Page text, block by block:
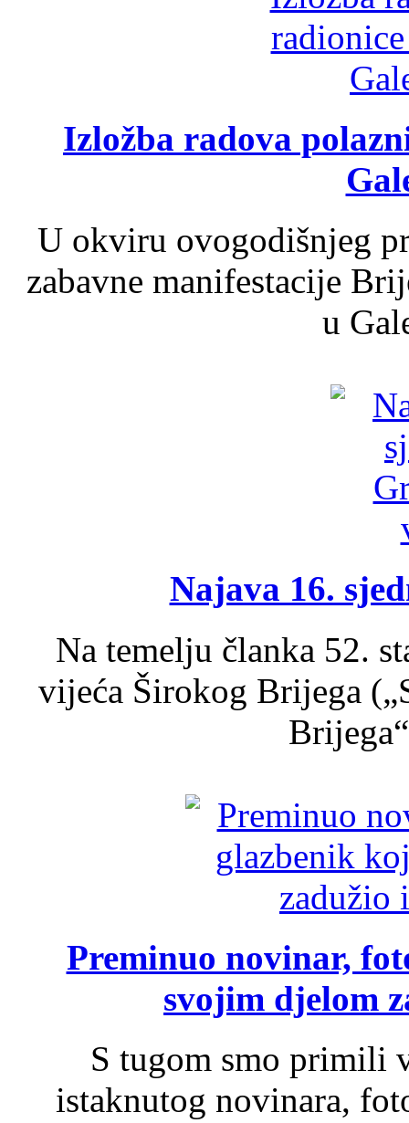
Izložba radova
U okviru ovogodišnjeg
zabavne manifestacije
u
Najava 16.
Na temelju članka 52.
vijeća Širokog Brijega
Preminuo novinar,
svojim djelom
S tugom smo primili
istaknutog novinara,